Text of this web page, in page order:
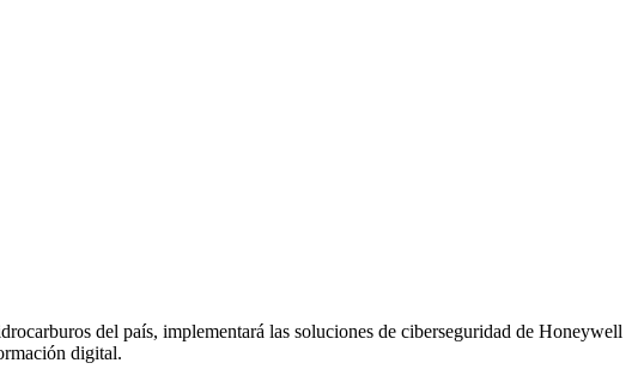
del país, implementará las soluciones de ciberseguridad de Honeywell
digital.